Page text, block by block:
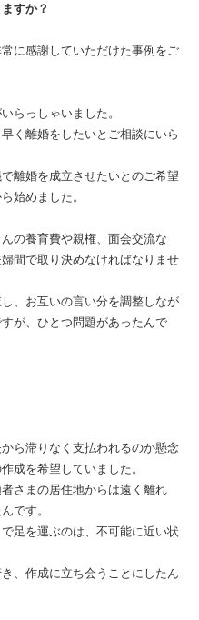
すか？
に感謝していただけた事例をご
らっしゃいました。
く離婚をしたいとご相談にいら
離婚を成立させたいとのご希望
始めました。
の養育費や親権、面会交流な
間で取り決めなければなりませ
、お互いの言い分を調整しなが
が、ひとつ問題があったんで
ら滞りなく支払われるのか懸念
成を希望していました。
さまの居住地からは遠く離れ
です。
足を運ぶのは、不可能に近い状
、作成に立ち会うことにしたん